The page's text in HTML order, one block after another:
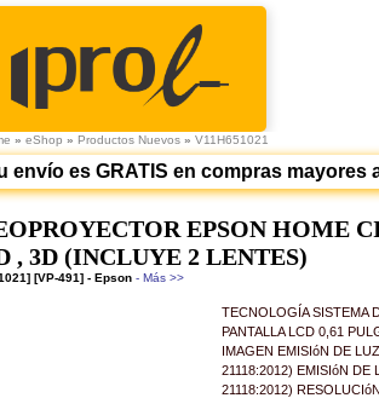
» eShop » Productos Nuevos » V11H651021
envío es GRATIS en compras mayores
EPSON HOME
, 3D (INCLUYE 2 LENTES)
[VP-491] - Epson- Más >>
TECNOLOGÍA SISTEMA
PANTALLA LCD 0,61
IMAGEN EMISIóN DE
21118:2012) EMISIóN DE
21118:2012)